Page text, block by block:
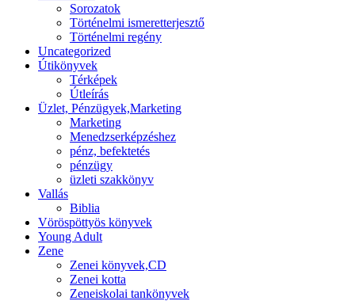
Sorozatok
Történelmi ismeretterjesztő
Történelmi regény
Uncategorized
Útikönyvek
Térképek
Útleírás
Üzlet, Pénzügyek,Marketing
Marketing
Menedzserképzéshez
pénz, befektetés
pénzügy
üzleti szakkönyv
Vallás
Biblia
Vöröspöttyös könyvek
Young Adult
Zene
Zenei könyvek,CD
Zenei kotta
Zeneiskolai tankönyvek